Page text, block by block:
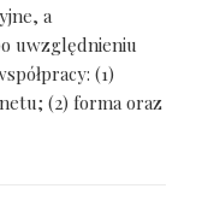
a
uwzględnieniu
(1)
(2) forma oraz